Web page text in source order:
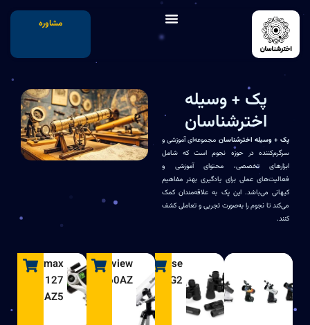
مشاوره
پک + وسیله
اخترشناسان
پک + وسیله اخترشناسان مجموعه‌ای آموزشی و
سرگرم‌کننده در حوزه نجوم است که شامل
ابزارهای تخصصی، محتوای آموزشی و
فعالیت‌های عملی برای یادگیری بهتر مفاهیم
کیهانی می‌باشد. این پک به علاقه‌مندان کمک
می‌کند تا نجوم را به‌صورت تجربی و تعاملی کشف
کنند.
UpClose
G2
Stellarview
60AZ
Skymax
127
AZ5